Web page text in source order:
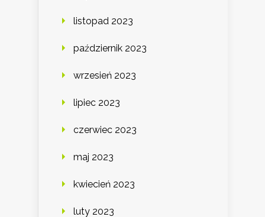
listopad 2023
październik 2023
wrzesień 2023
lipiec 2023
czerwiec 2023
maj 2023
kwiecień 2023
luty 2023